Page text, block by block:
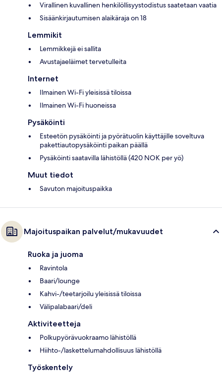
Virallinen kuvallinen henkilöllisyystodistus saatetaan vaatia
Sisäänkirjautumisen alaikäraja on 18
Lemmikit
Lemmikkejä ei sallita
Avustajaeläimet tervetulleita
Internet
Ilmainen Wi-Fi yleisissä tiloissa
Ilmainen Wi-Fi huoneissa
Pysäköinti
Esteetön pysäköinti ja pyörätuolin käyttäjille soveltuva
pakettiautopysäköinti paikan päällä
Pysäköinti saatavilla lähistöllä (420 NOK per yö)
Muut tiedot
Savuton majoituspaikka
Majoituspaikan palvelut/mukavuudet
Ruoka ja juoma
Ravintola
Baari/lounge
Kahvi-/teetarjoilu yleisissä tiloissa
Välipalabaari/deli
Aktiviteetteja
Polkupyörävuokraamo lähistöllä
Hiihto-/laskettelumahdollisuus lähistöllä
Työskentely